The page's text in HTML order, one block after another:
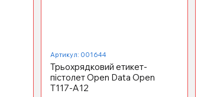
Артикул: 001644
Трьохрядковий етикет-
пістолет Open Data Open
Т117-А12